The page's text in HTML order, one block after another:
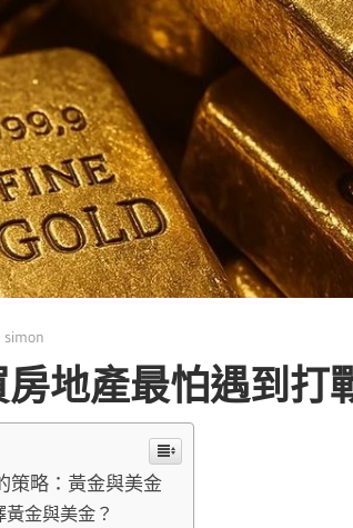
simon
地產最怕遇到打
策略：黃金與美金
金與美金？